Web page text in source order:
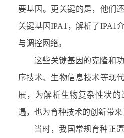
要基因。更关键的是，他们
关键基因IPA1，解析了IPA1
与调控网络。
这些关键基因的克隆和
序技术、生物信息技术等现
展，为解析生物复杂性状
遇，也为育种技术的创新带来
当时，我国常规育种正